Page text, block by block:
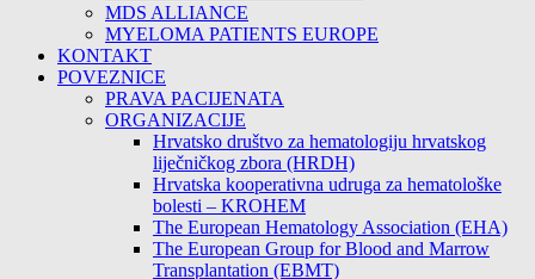
MDS ALLIANCE
MYELOMA PATIENTS EUROPE
KONTAKT
POVEZNICE
PRAVA PACIJENATA
ORGANIZACIJE
Hrvatsko društvo za hematologiju hrvatskog
liječničkog zbora (HRDH)
Hrvatska kooperativna udruga za hematološke
bolesti – KROHEM
The European Hematology Association (EHA)
The European Group for Blood and Marrow
Transplantation (EBMT)